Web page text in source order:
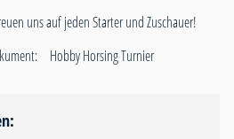
uns auf jeden Starter und Zuschauer!
Hobby Horsing Turnier